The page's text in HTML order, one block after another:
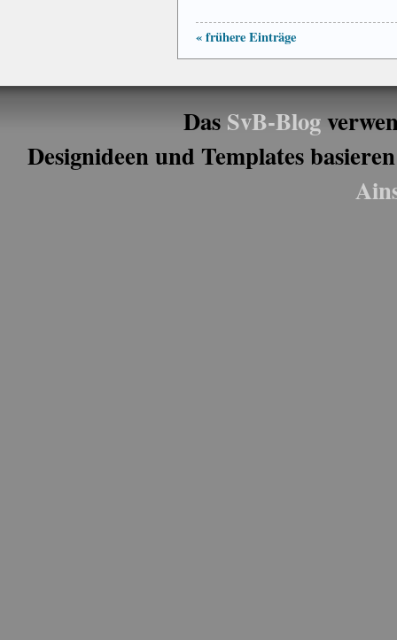
« frühere Einträge
DasSvB-Blog
Designideen und Templates